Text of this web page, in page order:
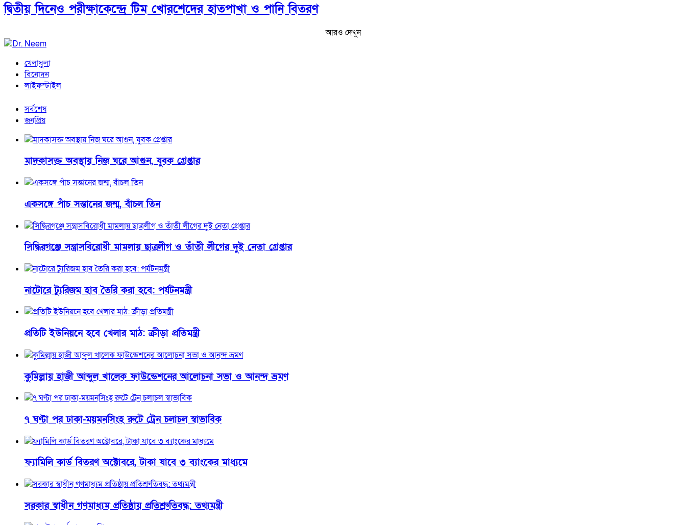
দ্বিতীয় দিনেও পরীক্ষাকেন্দ্রে টিম খোরশেদের হাতপাখা ও পানি বিতরণ
আরও দেখুন
খেলাধুলা
বিনোদন
লাইফস্টাইল
সর্বশেষ
জনপ্রিয়
মাদকাসক্ত অবস্থায় নিজ ঘরে আগুন, যুবক গ্রেপ্তার
একসঙ্গে পাঁচ সন্তানের জন্ম, বাঁচল তিন
সিদ্ধিরগঞ্জে সন্ত্রাসবিরোধী মামলায় ছাত্রলীগ ও তাঁতী লীগের দুই নেতা গ্রেপ্তার
নাটোরে ট্যুরিজম হাব তৈরি করা হবে: পর্যটনমন্ত্রী
প্রতিটি ইউনিয়নে হবে খেলার মাঠ: ক্রীড়া প্রতিমন্ত্রী
কুমিল্লায় হাজী আব্দুল খালেক ফাউন্ডেশনের আলোচনা সভা ও আনন্দ ভ্রমণ
৭ ঘণ্টা পর ঢাকা-ময়মনসিংহ রুটে ট্রেন চলাচল স্বাভাবিক
ফ্যামিলি কার্ড বিতরণ অক্টোবরে, টাকা যাবে ৩ ব্যাংকের মাধ্যমে
সরকার স্বাধীন গণমাধ্যম প্রতিষ্ঠায় প্রতিশ্রুতিবদ্ধ: তথ্যমন্ত্রী